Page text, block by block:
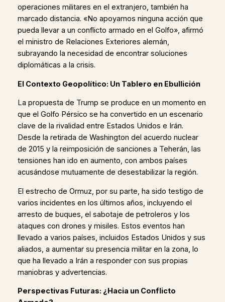
operaciones militares en el extranjero, también ha
marcado distancia. «No apoyamos ninguna acción que
pueda llevar a un conflicto armado en el Golfo», afirmó
el ministro de Relaciones Exteriores alemán,
subrayando la necesidad de encontrar soluciones
diplomáticas a la crisis.
El Contexto Geopolítico: Un Tablero en Ebullición
La propuesta de Trump se produce en un momento en
que el Golfo Pérsico se ha convertido en un escenario
clave de la rivalidad entre Estados Unidos e Irán.
Desde la retirada de Washington del acuerdo nuclear
de 2015 y la reimposición de sanciones a Teherán, las
tensiones han ido en aumento, con ambos países
acusándose mutuamente de desestabilizar la región.
El estrecho de Ormuz, por su parte, ha sido testigo de
varios incidentes en los últimos años, incluyendo el
arresto de buques, el sabotaje de petroleros y los
ataques con drones y misiles. Estos eventos han
llevado a varios países, incluidos Estados Unidos y sus
aliados, a aumentar su presencia militar en la zona, lo
que ha llevado a Irán a responder con sus propias
maniobras y advertencias.
Perspectivas Futuras: ¿Hacia un Conflicto